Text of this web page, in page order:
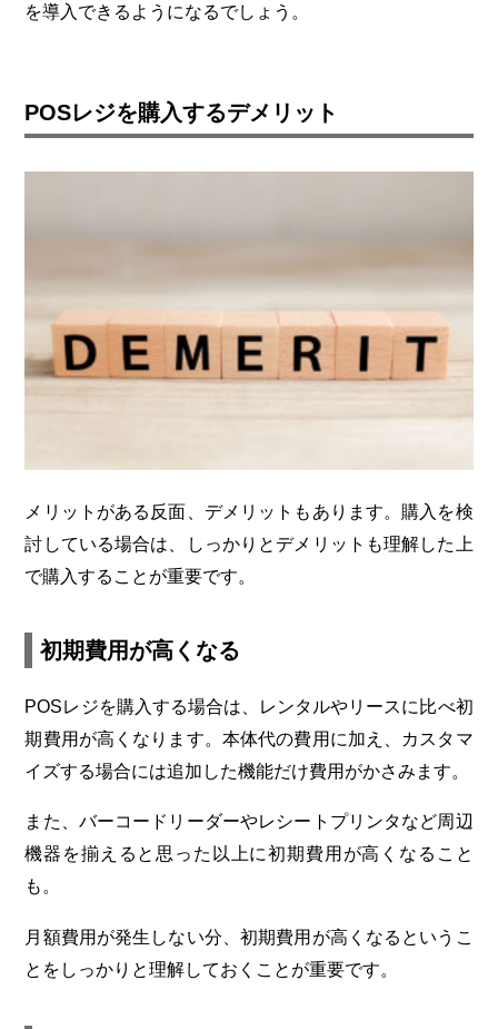
を導入できるようになるでしょう。
POSレジを購入するデメリット
メリットがある反面、デメリットもあります。購入を検
討している場合は、しっかりとデメリットも理解した上
で購入することが重要です。
初期費用が高くなる
POSレジを購入する場合は、レンタルやリースに比べ初
期費用が高くなります。本体代の費用に加え、カスタマ
イズする場合には追加した機能だけ費用がかさみます。
また、バーコードリーダーやレシートプリンタなど周辺
機器を揃えると思った以上に初期費用が高くなること
も。
月額費用が発生しない分、初期費用が高くなるというこ
とをしっかりと理解しておくことが重要です。